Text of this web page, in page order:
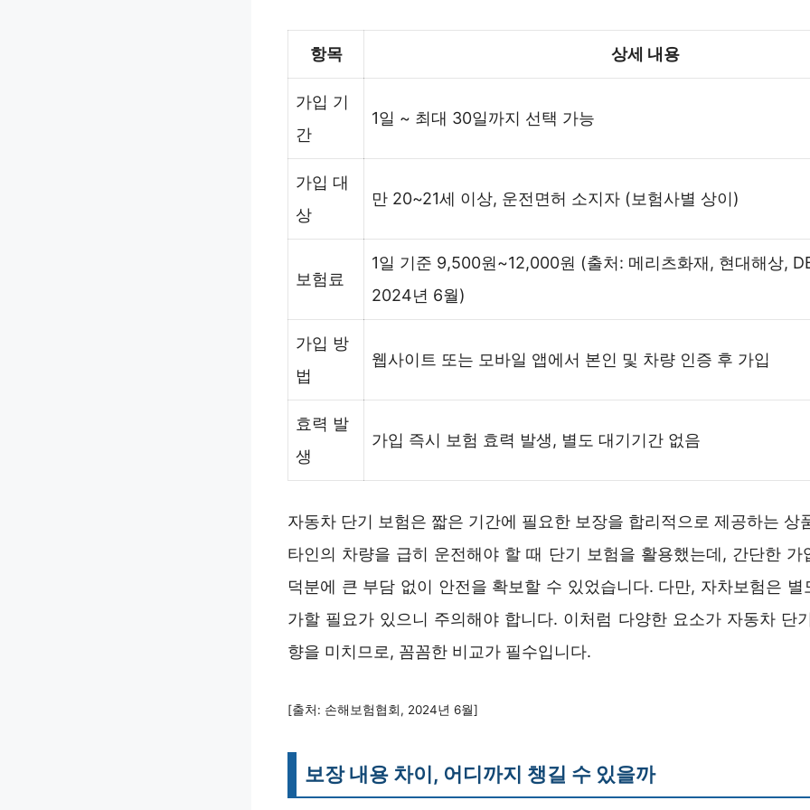
항목 상세 내용
가입 기
간
1일 ~ 최대 30일까지 선택 가능
가입 대
상
만 20~21세 이상, 운전면허 소지자 (보험사별 상이)
보험료
1일 기준 9,500원~12,000원 (출처: 메리츠화재, 현대해상,
2024년 6월)
가입 방
법
웹사이트 또는 모바일 앱에서 본인 및 차량 인증 후 가입
효력 발
생
가입 즉시 보험 효력 발생, 별도 대기기간 없음
자동차 단기 보험은 짧은 기간에 필요한 보장을 합리적으로 제공하는 상
타인의 차량을 급히 운전해야 할 때 단기 보험을 활용했는데, 간단한 가
덕분에 큰 부담 없이 안전을 확보할 수 있었습니다. 다만, 자차보험은 별
가할 필요가 있으니 주의해야 합니다. 이처럼 다양한 요소가 자동차 단
향을 미치므로, 꼼꼼한 비교가 필수입니다.
[출처: 손해보험협회, 2024년 6월]
보장 내용 차이, 어디까지 챙길 수 있을까